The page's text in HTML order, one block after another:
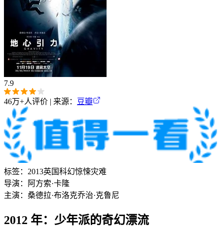
7.9
46万+人评价 | 来源： 豆瓣
标签： 2013英国科幻惊悚灾难
导演：
阿方索·卡隆
主演： 桑德拉·布洛克乔治·克鲁尼
2012 年：少年派的奇幻漂流